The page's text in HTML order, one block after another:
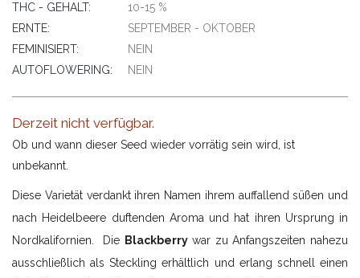
THC - GEHALT:
10-15 %
ERNTE:
SEPTEMBER - OKTOBER
FEMINISIERT:
NEIN
AUTOFLOWERING:
NEIN
Derzeit nicht verfügbar.
Ob und wann dieser Seed wieder vorrätig sein wird, ist
unbekannt.
Diese Varietät verdankt ihren Namen ihrem auffallend süßen und
nach Heidelbeere duftenden Aroma und hat ihren Ursprung in
Nordkalifornien. Die Blackberrywar zu Anfangszeiten nahezu
ausschließlich als Steckling erhältlich und erlang schnell einen